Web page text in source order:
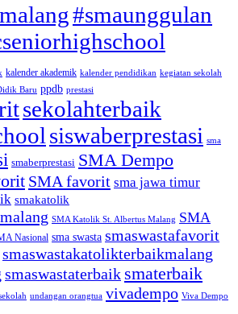
#smaunggulan
kalender akademik kalender pendidikan kegiatan sekolah
Baru ppdb prestasi
sekolahterbaik
siswaberprestasi sma
smaberprestasi SMA Dempo
SMA favorit sma jawa timur
smakatolik
SMA Katolik St. Albertus Malang SMA
Nasional sma swasta smaswastafavorit
smaswastakatolikterbaikmalang
smaswastaterbaik smaterbaik
undangan orangtua vivadempo Viva Dempo